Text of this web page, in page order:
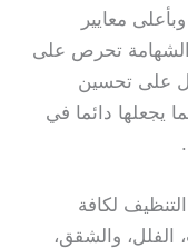
معايير
الشهامة تحرص على
على تحسين
يجعلها دائما في
لكافة
الفلل، والشقق،